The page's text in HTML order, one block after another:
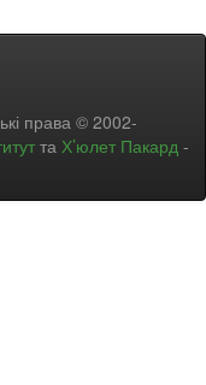
права © 2002-
та Х’юлет Пакард -